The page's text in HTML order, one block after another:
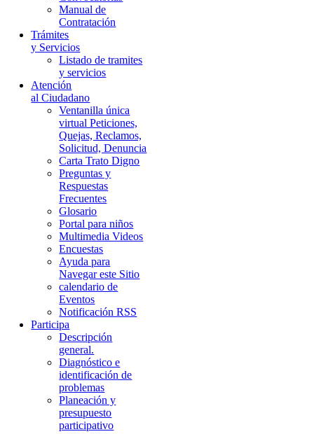
Manual de
Contratación
Trámites
y Servicios
Listado de tramites
y servicios
Atención
al Ciudadano
Ventanilla única
virtual Peticiones,
Quejas, Reclamos,
Solicitud, Denuncia
Carta Trato Digno
Preguntas y
Respuestas
Frecuentes
Glosario
Portal para niños
Multimedia Videos
Encuestas
Ayuda para
Navegar este Sitio
calendario de
Eventos
Notificación RSS
Participa
Descripción
general.
Diagnóstico e
identificación de
problemas
Planeación y
presupuesto
participativo